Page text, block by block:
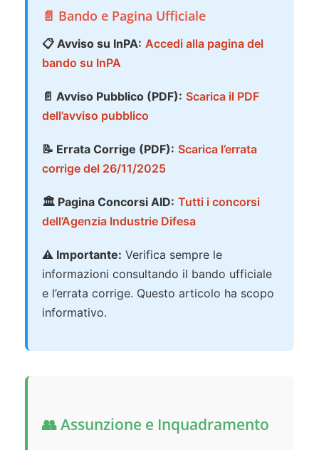
📄 Bando e Pagina Ufficiale
📋 Avviso su InPA: Accedi alla pagina del
bando su InPA
📄 Avviso Pubblico (PDF): Scarica il PDF
dell’avviso pubblico
📝 Errata Corrige (PDF): Scarica l’errata
corrige del 26/11/2025
🏛️ Pagina Concorsi AID: Tutti i concorsi
dell’Agenzia Industrie Difesa
⚠️ Importante: Verifica sempre le
informazioni consultando il bando ufficiale
e l’errata corrige. Questo articolo ha scopo
informativo.
👥 Assunzione e Inquadramento